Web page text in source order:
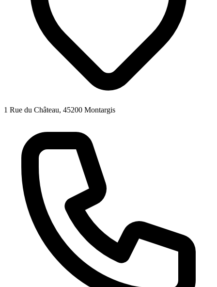
1 Rue du Château, 45200 Montargis